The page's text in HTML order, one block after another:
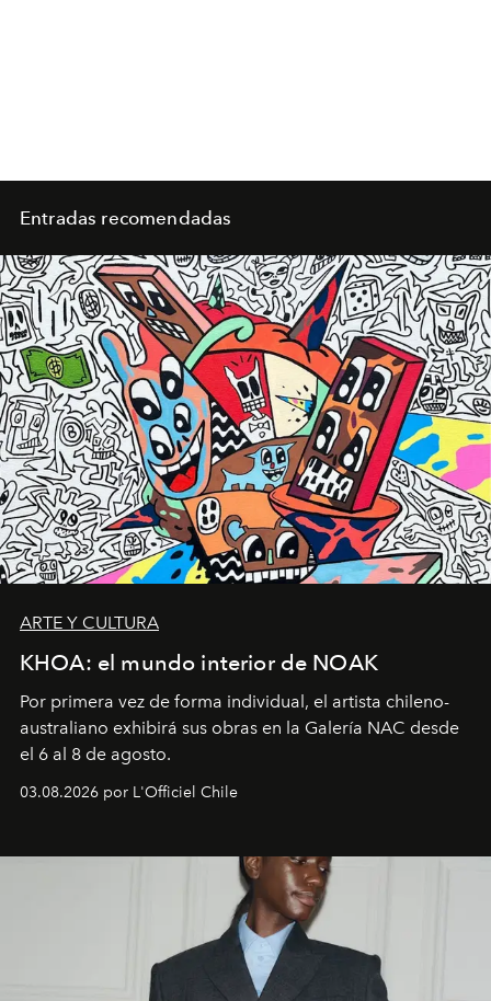
Entradas recomendadas
ARTE Y CULTURA
KHOA: el mundo interior de NOAK
Por primera vez de forma individual, el artista chileno-
australiano exhibirá sus obras en la Galería NAC desde
el 6 al 8 de agosto.
03.08.2026 por L'Officiel Chile